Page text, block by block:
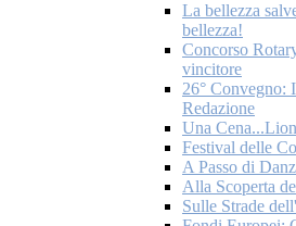
La bellezza
bellezza!
Concorso
vincitore
26° Convegno:
Redazione
Una
Festival delle
A Passo di
Alla Scoperta
Sulle Strade